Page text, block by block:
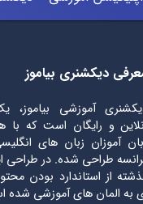
دیکشنری بیاموز
آموزشی بیاموز،
و رایگان است که با
آموزان زبان های
طراحی شده. در طراحی
از استاندارد بودن
به المان های آموزشی شده